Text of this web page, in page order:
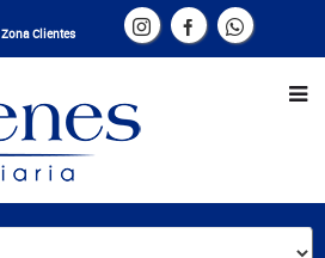
Zona Clientes